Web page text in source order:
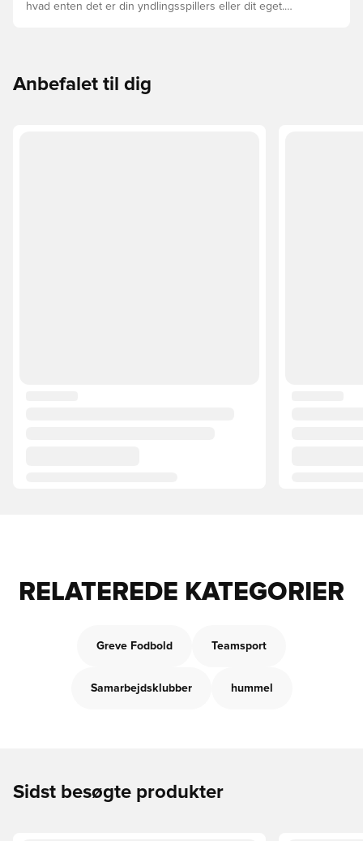
hvad enten det er din yndlingsspillers eller dit eget.
Anbefalet til dig
RELATEREDE KATEGORIER
Greve Fodbold Teamsport
Samarbejdsklubber hummel
Sidst besøgte produkter